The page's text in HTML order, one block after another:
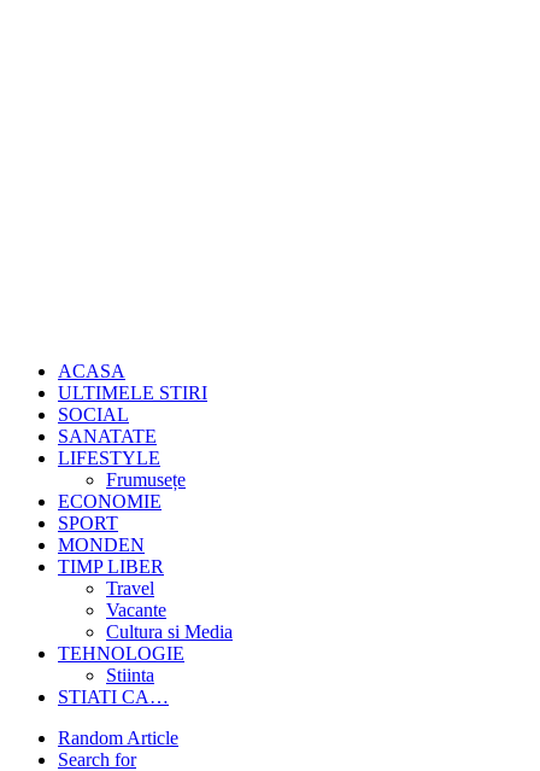
ACASA
ULTIMELE STIRI
SOCIAL
SANATATE
LIFESTYLE
Frumusețe
ECONOMIE
SPORT
MONDEN
TIMP LIBER
Travel
Vacante
Cultura si Media
TEHNOLOGIE
Stiinta
STIATI CA…
Random Article
Search for